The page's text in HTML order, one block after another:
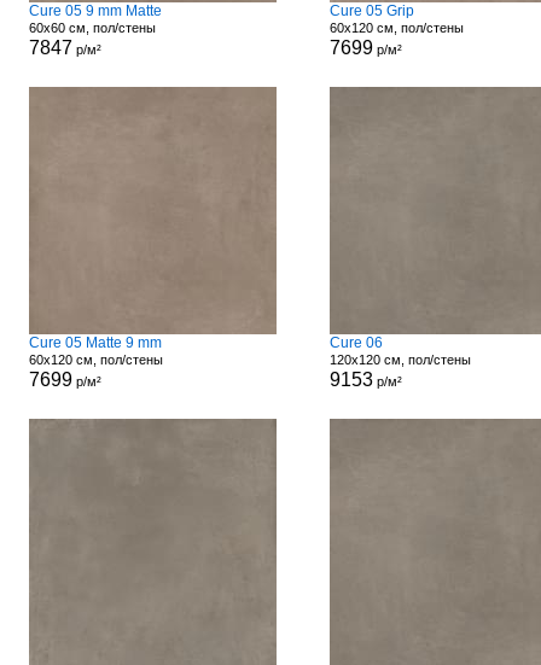
Cure 05 9 mm Matte
60x60 см, пол/стены
7847 р/м²
Cure 05 Grip
60x120 см, пол/стены
7699р/м²
Cure 05 Matte 9 mm
60x120 см, пол/стены
7699р/м²
Cure 06
120x120 см, пол/стены
9153р/м²